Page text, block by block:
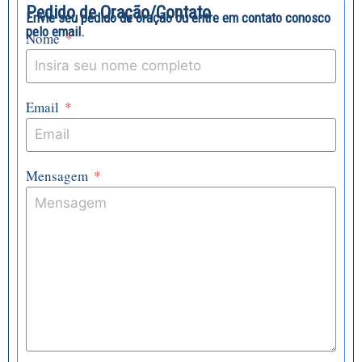
Pedido de Oração/Contato
Envie seu pedido de oração ou entre em contato conosco
pelo email.
Nome
Email
Mensagem